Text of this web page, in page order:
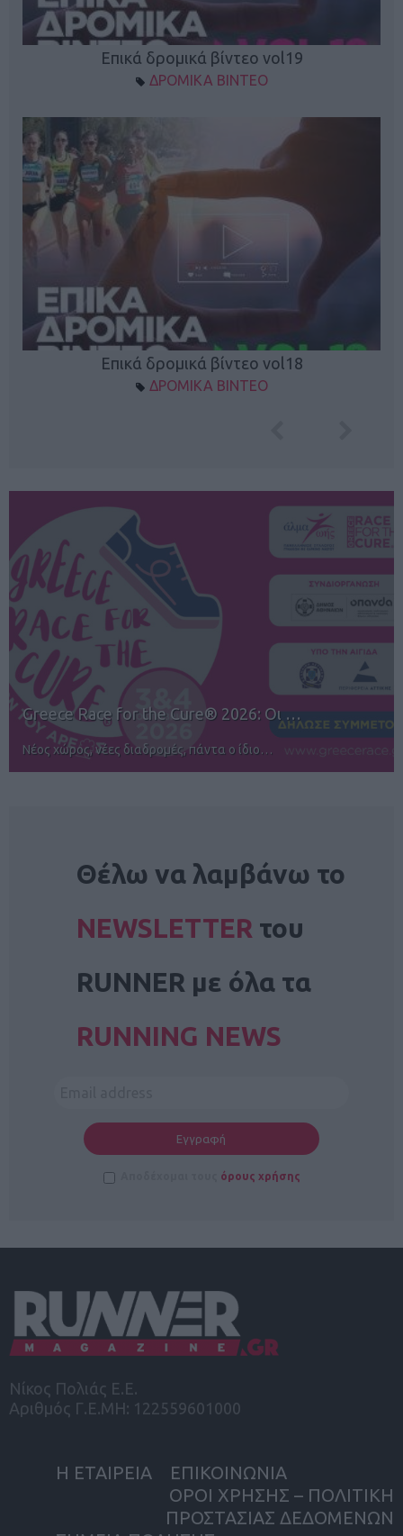
Επικά δρομικά βίντεο vol19
ΔΡΟΜΙΚΑ ΒΙΝΤΕΟ
Επικά δρομικά βίντεο vol18
ΔΡΟΜΙΚΑ ΒΙΝΤΕΟ
12ος TUI Rhodes Marathon: Άνοιγμα ε…
Αγώνες για όλους στην Ρόδο
Θέλω να λαμβάνω το
NEWSLETTER του
RUNNER με όλα τα
RUNNING NEWS
όρους χρήσης
Νίκος Πολιάς Ε.Ε.
Αριθμός Γ.Ε.ΜΗ: 122559601000
Η ΕΤΑΙΡΕΙΑ
ΕΠΙΚΟΙΝΩΝΙΑ
ΟΡΟΙ ΧΡΗΣΗΣ – ΠΟΛΙΤΙΚΗ
ΠΡΟΣΤΑΣΙΑΣ ΔΕΔΟΜΕΝΩΝ